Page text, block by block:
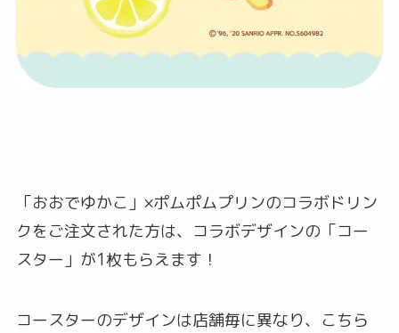
「おおでゆかこ」×ポムポムプリンのコラボドリン
クをご注文された方は、コラボデザインの「コー
スター」が1枚もらえます！
コースターのデザインは店舗毎に異なり、こちら